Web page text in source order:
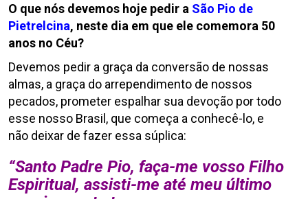
O que nós devemos hoje pedir a São Pio de
Pietrelcina, neste dia em que ele comemora 50
anos no Céu?
Devemos pedir a graça da conversão de nossas
almas, a graça do arrependimento de nossos
pecados, prometer espalhar sua devoção por todo
esse nosso Brasil, que começa a conhecê-lo, e
não deixar de fazer essa súplica:
“Santo Padre Pio, faça-me vosso Filho
Espiritual, assisti-me até meu último